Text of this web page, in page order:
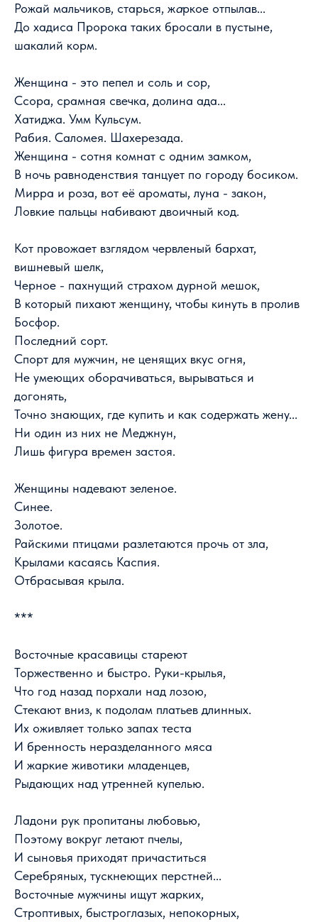
Рожай мальчиков, старься, жаркое отпылав...
До хадиса Пророка таких бросали в пустыне,
шакалий корм.
Женщина - это пепел и соль и сор,
Ссора, срамная свечка, долина ада...
Хатиджа. Умм Кульсум.
Рабия. Саломея. Шахерезада.
Женщина - сотня комнат с одним замком,
В ночь равноденствия танцует по городу босиком.
Мирра и роза, вот её ароматы, луна - закон,
Ловкие пальцы набивают двоичный код.
Кот провожает взглядом червленый бархат,
вишневый шелк,
Черное - пахнущий страхом дурной мешок,
В который пихают женщину, чтобы кинуть в пролив
Босфор.
Последний сорт.
Спорт для мужчин, не ценящих вкус огня,
Не умеющих оборачиваться, вырываться и
догонять,
Точно знающих, где купить и как содержать жену...
Ни один из них не Меджнун,
Лишь фигура времен застоя.
Женщины надевают зеленое.
Синее.
Золотое.
Райскими птицами разлетаются прочь от зла,
Крылами касаясь Каспия.
Отбрасывая крыла.
***
Восточные красавицы стареют
Торжественно и быстро. Руки-крылья,
Что год назад порхали над лозою,
Стекают вниз, к подолам платьев длинных.
Их оживляет только запах теста
И бренность неразделанного мяса
И жаркие животики младенцев,
Рыдающих над утренней купелью.
Ладони рук пропитаны любовью,
Поэтому вокруг летают пчелы,
И сыновья приходят причаститься
Серебряных, тускнеющих перстней...
Восточные мужчины ищут жарких,
Строптивых, быстроглазых, непокорных,